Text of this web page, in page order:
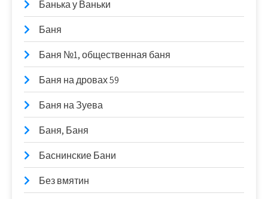
Банька у Ваньки
Баня
Баня №1, общественная баня
Баня на дровах 59
Баня на Зуева
Баня, Баня
Баснинские Бани
Без вмятин